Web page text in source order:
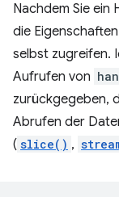
Nachdem Sie ein
die
selbst zugreifen.
Aufrufen von
zurückgegeben,
Abrufen der
( slice() ,